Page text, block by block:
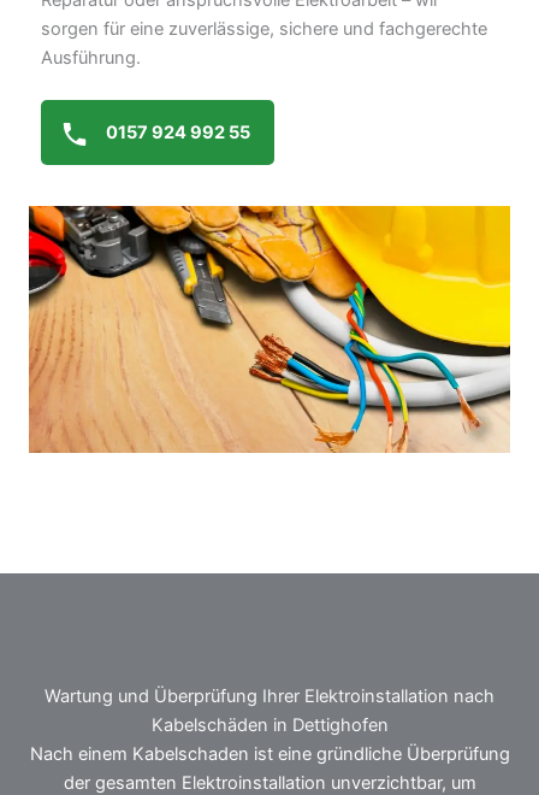
sorgen für eine zuverlässige, sichere und fachgerechte
Ausführung.
0157 924 992 55
Wartung und Überprüfung Ihrer Elektroinstallation nach
Kabelschäden in Dettighofen
Nach einem Kabelschaden ist eine gründliche Überprüfung
der gesamten Elektroinstallation unverzichtbar, um